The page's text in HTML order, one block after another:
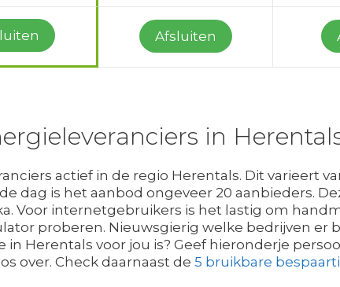
Afsluiten
in
actief in de regio Herentals. Dit varieert
dag is het aanbod ongeveer 20 aanbieders.
Voor internetgebruikers is het lastig om
proberen. Nieuwsgierig welke bedrijven er
Herentals voor jou is? Geef hieronderje
over. Check daarnaast de 5 bruikbare